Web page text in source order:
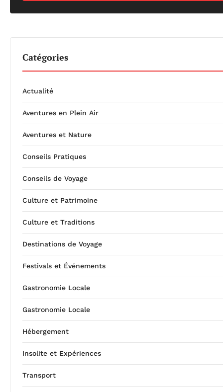
Catégories
Actualité
Aventures en Plein Air
Aventures et Nature
Conseils Pratiques
Conseils de Voyage
Culture et Patrimoine
Culture et Traditions
Destinations de Voyage
Festivals et Événements
Gastronomie Locale
Gastronomie Locale
Hébergement
Insolite et Expériences
Transport